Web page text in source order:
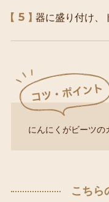
5 器に盛り付け、
にんにくがビーツの
こちら